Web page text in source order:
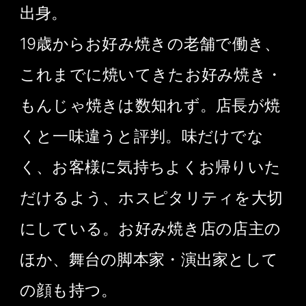
出身。
19歳からお好み焼きの老舗で働き、
これまでに焼いてきたお好み焼き・
もんじゃ焼きは数知れず。店長が焼
くと一味違うと評判。味だけでな
く、お客様に気持ちよくお帰りいた
だけるよう、ホスピタリティを大切
にしている。お好み焼き店の店主の
ほか、舞台の脚本家・演出家として
の顔も持つ。